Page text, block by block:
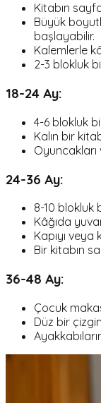
Kitabın
Büyük
başlayabilir.
Kalemlerle
2-3 blokluk
18-24 Ay:
4-6 blokluk
Kalın bir
24-36 Ay:
8-10 blokluk
Kâğıda
Kapıyı
Bir kitabın
36-48 Ay:
Çocuk
Düz bir